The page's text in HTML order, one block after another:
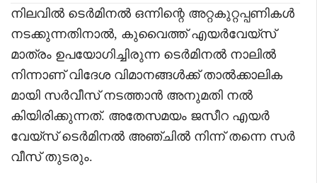
നിലവിൽ ടെർമിനൽ ഒന്നിന്റെ അറ്റകുറ്റപ്പണികൾ
നടക്കുന്നതിനാൽ, കുവൈത്ത് എയർവേയ്‌സ്
മാത്രം ഉപയോഗിച്ചിരുന്ന ടെർമിനൽ നാലിൽ
നിന്നാണ് വിദേശ വിമാനങ്ങൾക്ക് താൽക്കാലിക
മായി സർവീസ് നടത്താൻ അനുമതി നൽ
കിയിരിക്കുന്നത്. അതേസമയം ജസീറ എയർ
വേയ്‌സ് ടെർമിനൽ അഞ്ചിൽ നിന്ന് തന്നെ സർ
വീസ് തുടരും.